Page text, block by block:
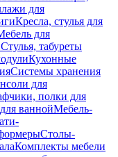
для
Кресла, стулья для
для
Стулья, табуреты
Кухонные
Системы хранения
для
полки для
ваннойМебель-
Столы-
Комплекты мебели